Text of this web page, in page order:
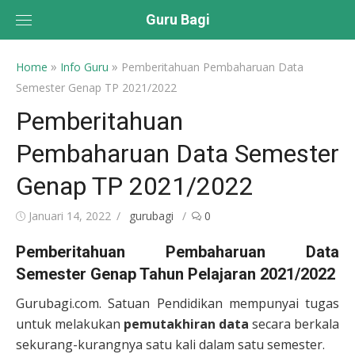
Guru Bagi
Home » Info Guru » Pemberitahuan Pembaharuan Data
Semester Genap TP 2021/2022
Pemberitahuan
Pembaharuan Data Semester
Genap TP 2021/2022
Posted
Januari 14, 2022 Author
gurubagi 0
Pemberitahuan Pembaharuan Data
Semester Genap Tahun Pelajaran 2021/2022
Gurubagi.com. Satuan Pendidikan mempunyai tugas
untuk melakukan pemutakhiran data secara berkala
sekurang-kurangnya satu kali dalam satu semester.